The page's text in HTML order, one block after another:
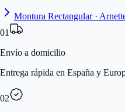
Montura Rectangular ·
01
Envío a domicilio
Entrega rápida en España y
02